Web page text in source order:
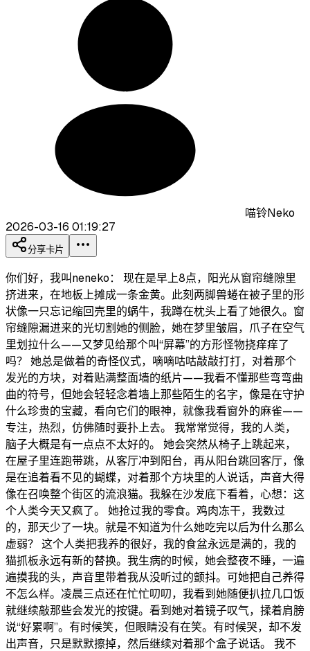
喵铃Neko
2026-03-16 01:19:27
分享卡片
你们好，我叫neneko： 现在是早上8点，阳光从窗帘缝隙里
挤进来，在地板上摊成一条金黄。此刻两脚兽蜷在被子里的形
状像一只忘记缩回壳里的蜗牛，我蹲在枕头上看了她很久。窗
帘缝隙漏进来的光切割她的侧脸，她在梦里皱眉，爪子在空气
里划拉什么——又梦见给那个叫“屏幕”的方形怪物挠痒痒了
吗？ 她总是做着的奇怪仪式，嘀嘀咕咕敲敲打打，对着那个
发光的方块，对着贴满整面墙的纸片——我看不懂那些弯弯曲
曲的符号，但她会轻轻念着墙上那些陌生的名字，像是在守护
什么珍贵的宝藏，看向它们的眼神，就像我看窗外的麻雀——
专注，热烈，仿佛随时要扑上去。 我常常觉得，我的人类，
脑子大概是有一点点不太好的。 她会突然从椅子上跳起来，
在屋子里连跑带跳，从客厅冲到阳台，再从阳台跳回客厅，像
是在追着看不见的蝴蝶，对着那个方块里的人说话，声音大得
像在召唤整个街区的流浪猫。我躲在沙发底下看着，心想：这
个人类今天又疯了。 她抢过我的零食。鸡肉冻干，我数过
的，那天少了一块。就是不知道为什么她吃完以后为什么那么
虚弱？ 这个人类把我养的很好，我的食盆永远是满的，我的
猫抓板永远有新的替换。我生病的时候，她会整夜不睡，一遍
遍摸我的头，声音里带着我从没听过的颤抖。可她把自己养得
不怎么样。凌晨三点还在忙忙叨叨，我看到她随便扒拉几口饭
就继续敲那些会发光的按键。看到她对着镜子叹气，揉着肩膀
说“好累啊”。有时候笑，但眼睛没有在笑。有时候哭，却不发
出声音，只是默默擦掉，然后继续对着那个盒子说话。 我不